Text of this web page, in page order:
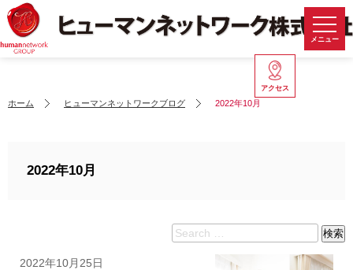
メニュー
アクセス
ホーム ヒューマンネットワークブログ 2022年10月
2022年10月
Search
検索
2022年10月25日